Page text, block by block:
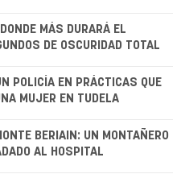
MÁS DURARÁ EL
DE OSCURIDAD TOTAL
POLICÍA EN PRÁCTICAS QUE
MUJER EN TUDELA
BERIAIN: UN MONTAÑERO
AL HOSPITAL